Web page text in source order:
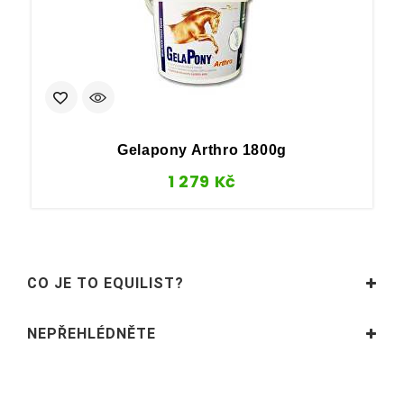
Gelapony Arthro 1800g
1 279 Kč
CO JE TO EQUILIST?
NEPŘEHLÉDNĚTE